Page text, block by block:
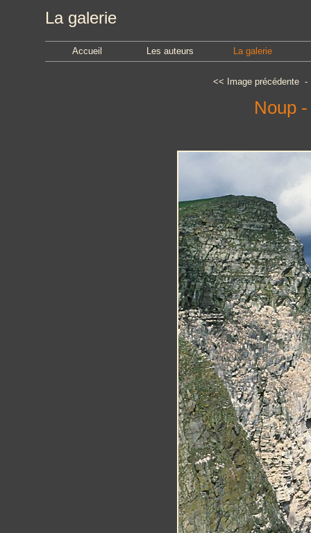
La galerie
Accueil Les auteurs La galerie
<< Image précédente
Noup